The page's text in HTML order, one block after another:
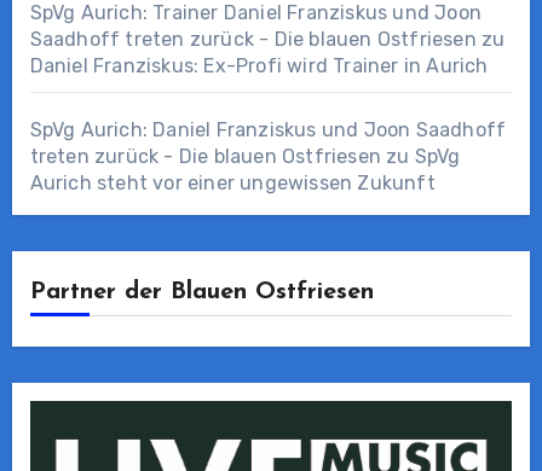
SpVg Aurich: Trainer Daniel Franziskus und Joon
Saadhoff treten zurück - Die blauen Ostfriesen zu
Daniel Franziskus: Ex-Profi wird Trainer in Aurich
SpVg Aurich: Daniel Franziskus und Joon Saadhoff
treten zurück - Die blauen Ostfriesen zu SpVg
Aurich steht vor einer ungewissen Zukunft
Partner der Blauen Ostfriesen